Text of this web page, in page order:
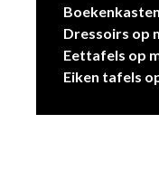
Dressoirs op
Eettafels op
Eiken tafels